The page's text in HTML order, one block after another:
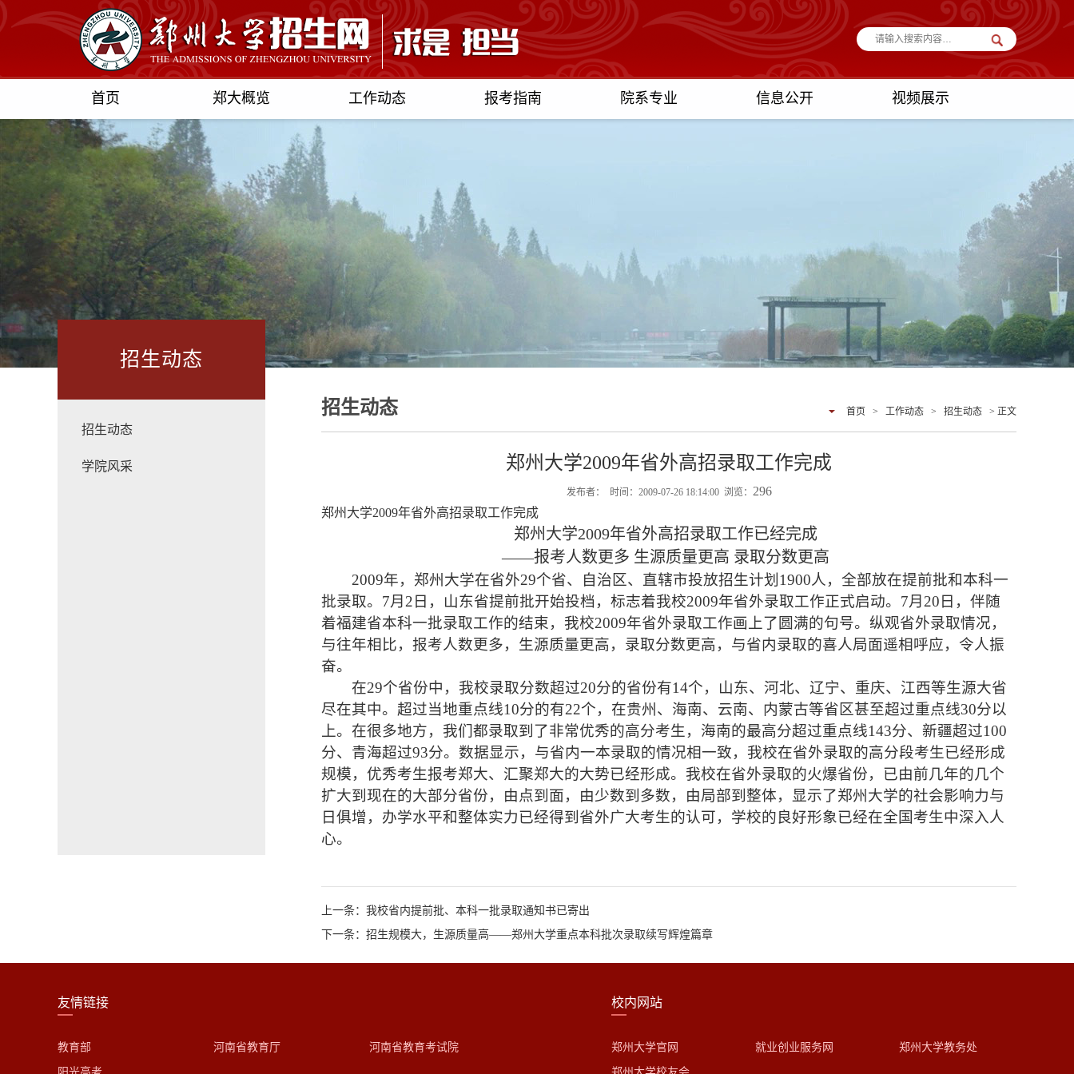
首页 郑大概览 工作动态 报考指南 院系专业 信息公开 视频展示
招生动态
招生动态
学院风采
招生动态 首页 > 工作动态 > 招生动态 > 正文
郑州大学2009年省外高招录取工作完成
发布者： 时间：2009-07-26 18:14:00 浏览：
296
郑州大学2009年省外高招录取工作完成
郑州大学2009年省外高招录取工作已经完成
——报考人数更多 生源质量更高 录取分数更高
2009年，郑州大学在省外29个省、自治区、直辖市投放招生计划1900人，全部放在提前批和本科一
批录取。7月2日，山东省提前批开始投档，标志着我校2009年省外录取工作正式启动。7月20日，伴随
着福建省本科一批录取工作的结束，我校2009年省外录取工作画上了圆满的句号。纵观省外录取情况，
与往年相比，报考人数更多，生源质量更高，录取分数更高，与省内录取的喜人局面遥相呼应，令人振
奋。
在29个省份中，我校录取分数超过20分的省份有14个，山东、河北、辽宁、重庆、江西等生源大省
尽在其中。超过当地重点线10分的有22个，在贵州、海南、云南、内蒙古等省区甚至超过重点线30分以
上。在很多地方，我们都录取到了非常优秀的高分考生，海南的最高分超过重点线143分、新疆超过100
分、青海超过93分。数据显示，与省内一本录取的情况相一致，我校在省外录取的高分段考生已经形成
规模，优秀考生报考郑大、汇聚郑大的大势已经形成。我校在省外录取的火爆省份，已由前几年的几个
扩大到现在的大部分省份，由点到面，由少数到多数，由局部到整体，显示了郑州大学的社会影响力与
日俱增，办学水平和整体实力已经得到省外广大考生的认可，学校的良好形象已经在全国考生中深入人
心。
上一条：我校省内提前批、本科一批录取通知书已寄出
下一条：招生规模大，生源质量高——郑州大学重点本科批次录取续写辉煌篇章
友情链接
教育部 河南省教育厅 河南省教育考试院
校内网站
郑州大学官网 就业创业服务网 郑州大学教务处